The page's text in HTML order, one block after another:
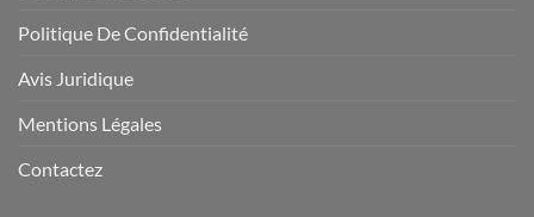
Politique De Confidentialité
Avis Juridique
Mentions Légales
Contactez